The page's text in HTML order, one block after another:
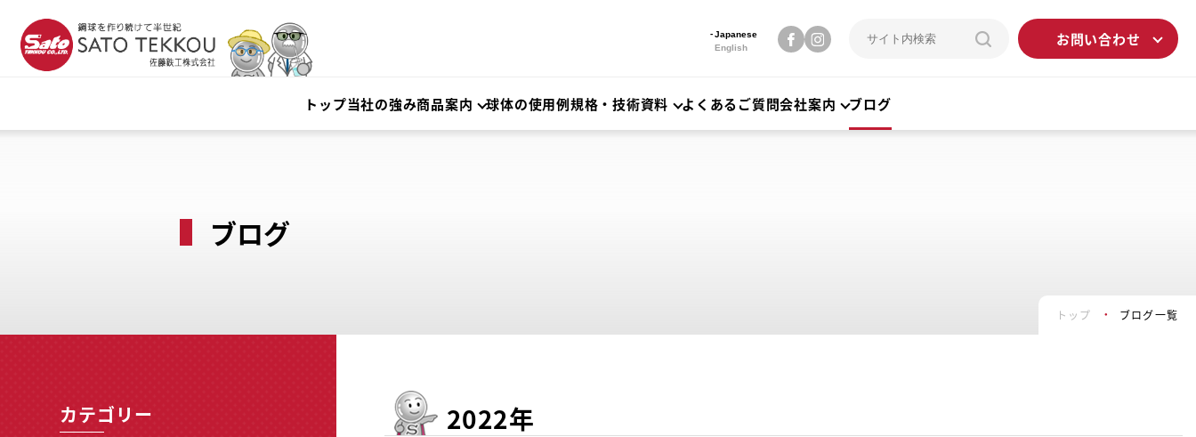
Japanese
English
お問い合わせ
トップ当社の強み商品案内 球体の使用例規格・技術資料 よくあるご質問会社案内 ブログ
ブログ
トップ ブログ一覧
2022年
カテゴリー